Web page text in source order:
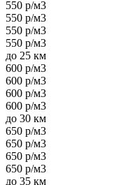
550 р/м3
550 р/м3
550 р/м3
550 р/м3
до 25 км
600 р/м3
600 р/м3
600 р/м3
600 р/м3
до 30 км
650 р/м3
650 р/м3
650 р/м3
650 р/м3
до 35 км